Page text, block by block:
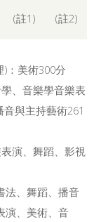
(註1) (註2)
：美術300分
、音樂學音樂表
與主持藝術261
演、舞蹈、影視
法、舞蹈、播音
演、美術、音